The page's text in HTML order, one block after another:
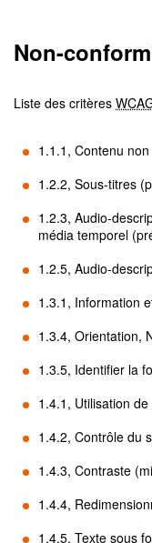
Non-
Liste des critères
1.1.1, Contenu
1.2.2, Sous-titres
1.2.3, Audio-
média temporel
1.2.5, Audio-
1.3.1, Information
1.3.4, Orientation,
1.3.5, Identifier la
1.4.1, Utilisation
1.4.2, Contrôle du
1.4.3, Contraste
1.4.4,
1.4.5, Texte sous